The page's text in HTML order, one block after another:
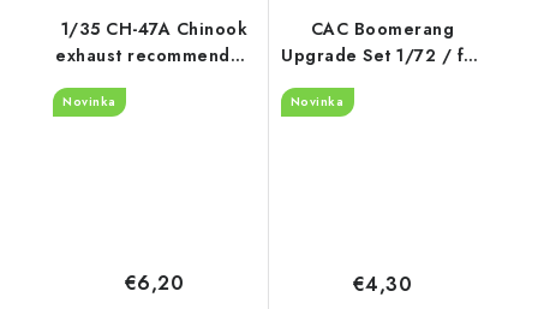
1/35 CH-47A Chinook
exhaust recommended
for Trumpeter
Novinka
€6,20
CAC Boomerang
Upgrade Set 1/72 / for
Special Hobby kits
Novinka
€4,30